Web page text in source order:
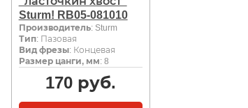
Sturm! RB05-081010
Производитель: Sturm
Тип: Пазовая
Вид фрезы: Концевая
Размер цанги, мм: 8
170руб.